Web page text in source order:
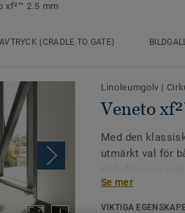
xf²™ 2.5 mm
(CRADLE TO GATE)
Linoleumgolv |
Veneto
Med den
utmärkt val för
Se mer
VIKTIGA